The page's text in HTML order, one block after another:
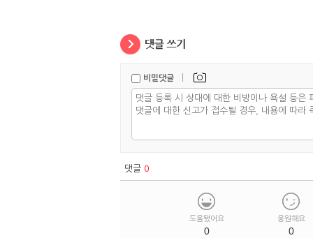
비밀댓글 |
댓글 0
도움됐어요
0
응원해요
0